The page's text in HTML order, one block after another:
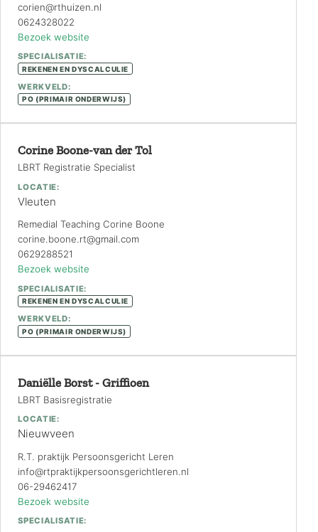
corien@rthuizen.nl
0624328022
Bezoek website
SPECIALISATIE:
REKENEN EN DYSCALCULIE
WERKVELD:
PO (PRIMAIR ONDERWIJS)
Corine Boone-van der Tol
LBRT Registratie Specialist
LOCATIE:
Vleuten
Remedial Teaching Corine Boone
corine.boone.rt@gmail.com
0629288521
Bezoek website
SPECIALISATIE:
REKENEN EN DYSCALCULIE
WERKVELD:
PO (PRIMAIR ONDERWIJS)
Daniëlle Borst - Griffioen
LBRT Basisregistratie
LOCATIE:
Nieuwveen
R.T. praktijk Persoonsgericht Leren
info@rtpraktijkpersoonsgerichtleren.nl
06-29462417
Bezoek website
SPECIALISATIE: